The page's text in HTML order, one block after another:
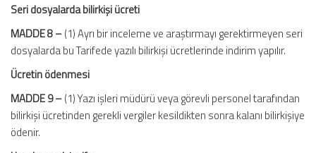
Seri dosyalarda bilirkişi ücreti
MADDE 8 –(1) Ayrı bir inceleme ve araştırmayı gerektirmeyen seri
dosyalarda bu Tarifede yazılı bilirkişi ücretlerinde indirim yapılır.
Ücretin ödenmesi
MADDE 9 –(1) Yazı işleri müdürü veya görevli personel tarafından
bilirkişi ücretinden gerekli vergiler kesildikten sonra kalanı bilirkişiye
ödenir.